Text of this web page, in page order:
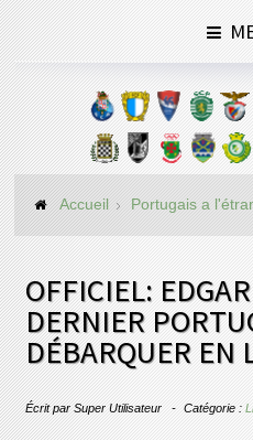
Accueil Portugais a
OFFICIEL:
DERNIER
DÉBARQUER EN
Écrit parSuper Utilisateur Catégorie :